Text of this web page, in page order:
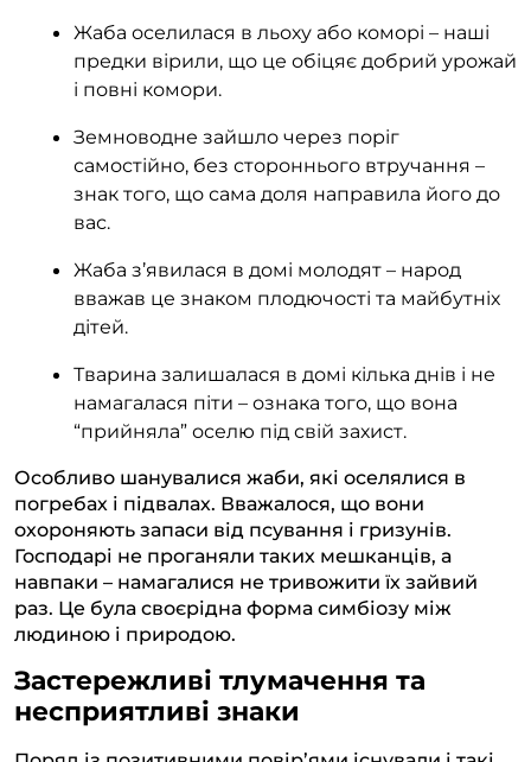
Жаба оселилася в льоху або коморі – наші
предки вірили, що це обіцяє добрий урожай
і повні комори.
Земноводне зайшло через поріг
самостійно, без стороннього втручання –
знак того, що сама доля направила його до
вас.
Жаба з’явилася в домі молодят – народ
вважав це знаком плодючості та майбутніх
дітей.
Тварина залишалася в домі кілька днів і не
намагалася піти – ознака того, що вона
“прийняла” оселю під свій захист.
Особливо шанувалися жаби, які оселялися в
погребах і підвалах. Вважалося, що вони
охороняють запаси від псування і гризунів.
Господарі не проганяли таких мешканців, а
навпаки – намагалися не тривожити їх зайвий
раз. Це була своєрідна форма симбіозу між
людиною і природою.
Застережливі тлумачення та
несприятливі знаки